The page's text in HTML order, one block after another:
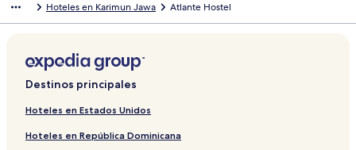
Hoteles en Karimun Jawa Atlante Hostel
Destinos principales
Hoteles en Estados Unidos
Hoteles en República Dominicana